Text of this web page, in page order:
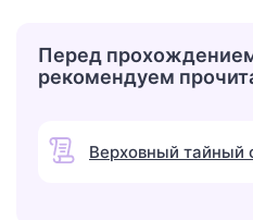
Перед
рекомендуем
Верховный тайный